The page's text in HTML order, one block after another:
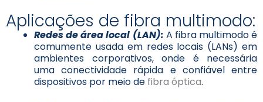
Aplicações de fibra multimodo:
Redes de área local (LAN): A fibra multimodo é
comumente usada em redes locais (LANs) em
ambientes corporativos, onde é necessária
uma conectividade rápida e confiável entre
dispositivos por meio de fibra óptica.